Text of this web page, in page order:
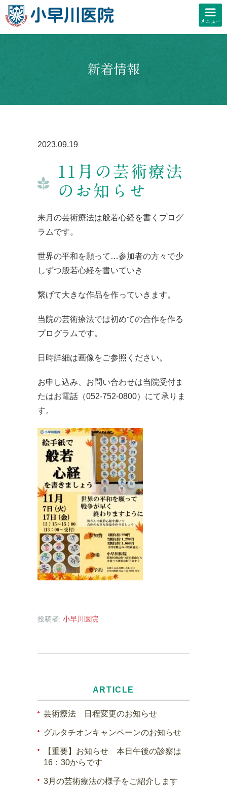
新着情報
2023.09.19
11月の芸術療法
のお知らせ
来月の芸術療法は般若心経を書くプログ
ラムです。
世界の平和を願って…参加者の方々で少
しずつ般若心経を書いていき
繋げて大きな作品を作っていきます。
当院の芸術療法では初めての合作を作る
プログラムです。
日時詳細は画像をご参照ください。
お申し込み、お問い合わせは当院受付ま
たはお電話（052-752-0800）にて承りま
す。
投稿者: 小早川医院
ARTICLE
芸術療法 日程変更のお知らせ
グルタチオンキャンペーンのお知らせ
【重要】お知らせ 本日午後の診察は
16：30からです
3月の芸術療法の様子をご紹介します